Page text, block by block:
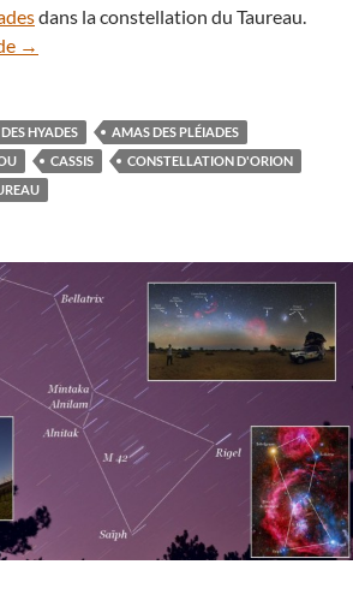
dans la constellation du Taureau.
Clair de Lune dans la calanque de Port-
→
HYADES
AMAS DES PLÉIADES
CASSIS
CONSTELLATION D'ORION